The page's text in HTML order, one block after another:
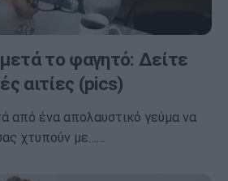
το φαγητό: Δείτε
αιτίες (pics)
από ένα απολαυστικό γεύμα να
χτυπούν με……